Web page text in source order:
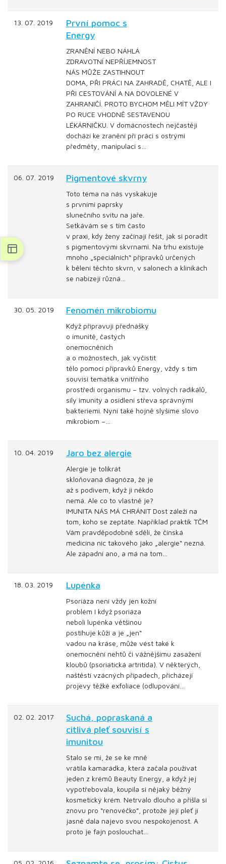
13. 07. 2019
První pomoc s
Energy
ZRANĚNÍ NEBO NÁHLÁ
ZDRAVOTNÍ NEPŘÍJEMNOST
NÁS MŮŽE ZASTIHNOUT
DOMA, PŘI PRÁCI NA ZAHRADĚ, CHATĚ, ALE I
PŘI CESTOVÁNÍ A NA DOVOLENÉ V
ZAHRANIČÍ. PROTO BYCHOM MĚLI MÍT VŽDY
PO RUCE VHODNĚ SESTAVENOU
LÉKÁRNIČKU. V domácnostech nejčastěji
dochází ke zranění při práci s ostrými
předměty, manipulaci s…
06. 07. 2019 Pigmentové skvrny
Toto téma na nás vyskakuje
s prvními paprsky
slunečního svitu na jaře.
Setkávám se s tím často
v praxi, kdy ženy začínají řešit, jak si poradit
s pigmentovými skvrnami. Na trhu existuje
mnoho „speciálních“ přípravků určených
k bělení těchto skvrn, v salonech a klinikách
se nabízejí různá…
30. 05. 2019 Fenomén mikrobiomu
Když připravuji přednášky
o imunitě, častých
onemocněních
a o možnostech, jak vyčistit
tělo pomocí přípravků Energy, vždy s tím
souvisí tematika vnitřního
prostředí organismu – tzv. volných radikálů,
síly imunity a osídlení střeva správnými
bakteriemi. Nyní také hojně slyšíme slovo
mikrobiom –…
10. 04. 2019 Jaro bez alergie
Alergie je tolikrát
skloňovaná diagnóza, že je
až s podivem, když ji někdo
nemá. Ale co to vlastně je?
IMUNITA NÁS MÁ CHRÁNIT Dost záleží na
tom, koho se zeptáte. Například praktik TČM
Vám pravděpodobně sdělí, že čínská
medicína nic takového jako „alergie“ nezná.
Ale západní ano, a má na tom…
18. 03. 2019 Lupénka
Psoriáza není vždy jen kožní
problém I když psoriáza
neboli lupénka většinou
postihuje kůži a je „jen“
vadou na kráse, může vést také k
onemocnění nehtů či vážnějšímu zasažení
kloubů (psoriatická artritida). V některých,
naštěstí vzácných případech, přicházejí
projevy těžké exfoliace (odlupování…
02. 02. 2017
Suchá, popraskaná a
citlivá pleť souvisí s
imunitou
Stalo se mi, že se ke mně
vrátila kamarádka, která začala používat
jeden z krémů Beauty Energy, a když jej
vypotřebovala, koupila si nějaký běžný
kosmetický krém. Netrvalo dlouho a přišla si
znovu pro “renovéčko”, protože její pleť jí
jasně dala najevo svou nespokojenost. A
proto je fajn poslouchat…